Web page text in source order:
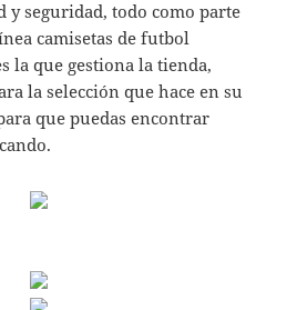
y seguridad, todo como parte
camisetas de futbol
la que gestiona la tienda,
la selección que hace en su
que puedas encontrar